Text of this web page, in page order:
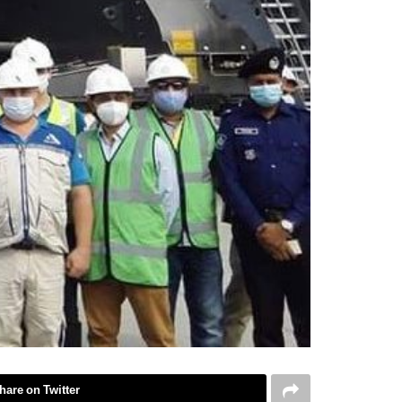
on Twitter